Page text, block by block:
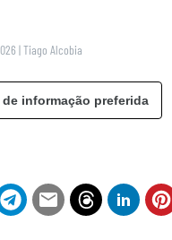
|Tiago Alcobia
informação preferida